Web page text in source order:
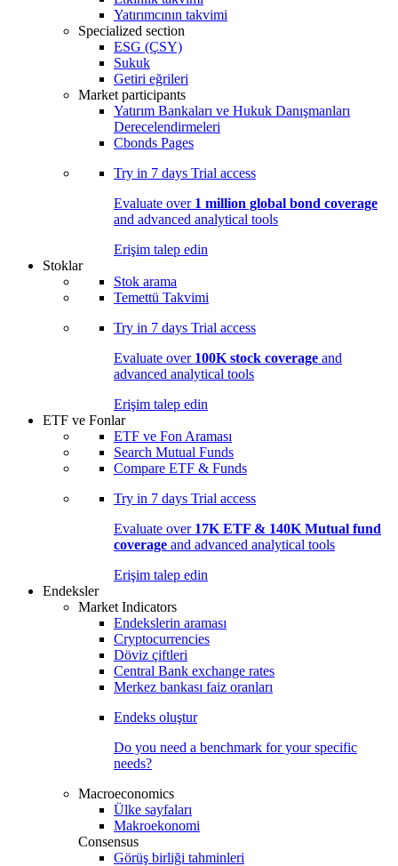
Yatırımcının takvimi
Specialized section
ESG (ÇSY)
Sukuk
Getiri eğrileri
Market participants
Yatırım Bankaları ve Hukuk Danışmanları
Derecelendirmeleri
Cbonds Pages
Try in 7 days Trial access
Evaluate over 1 million global bond coverage
and advanced analytical tools
Erişim talep edin
Stoklar
Stok arama
Temettü Takvimi
Try in 7 days Trial access
Evaluate over 100K stock coverage and
advanced analytical tools
Erişim talep edin
ETF ve Fonlar
ETF ve Fon Araması
Search Mutual Funds
Compare ETF & Funds
Try in 7 days Trial access
Evaluate over 17K ETF & 140K Mutual fund
coverage and advanced analytical tools
Erişim talep edin
Endeksler
Market Indicators
Endekslerin araması
Cryptocurrencies
Döviz çiftleri
Central Bank exchange rates
Merkez bankası faiz oranları
Endeks oluştur
Do you need a benchmark for your specific
needs?
Macroeconomics
Ülke sayfaları
Makroekonomi
Consensus
Görüş birliği tahminleri